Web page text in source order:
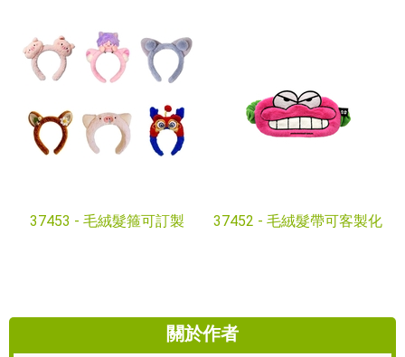
37453 - 毛絨髮箍可訂製 37452 - 毛絨髮帶可客製化
關於作者